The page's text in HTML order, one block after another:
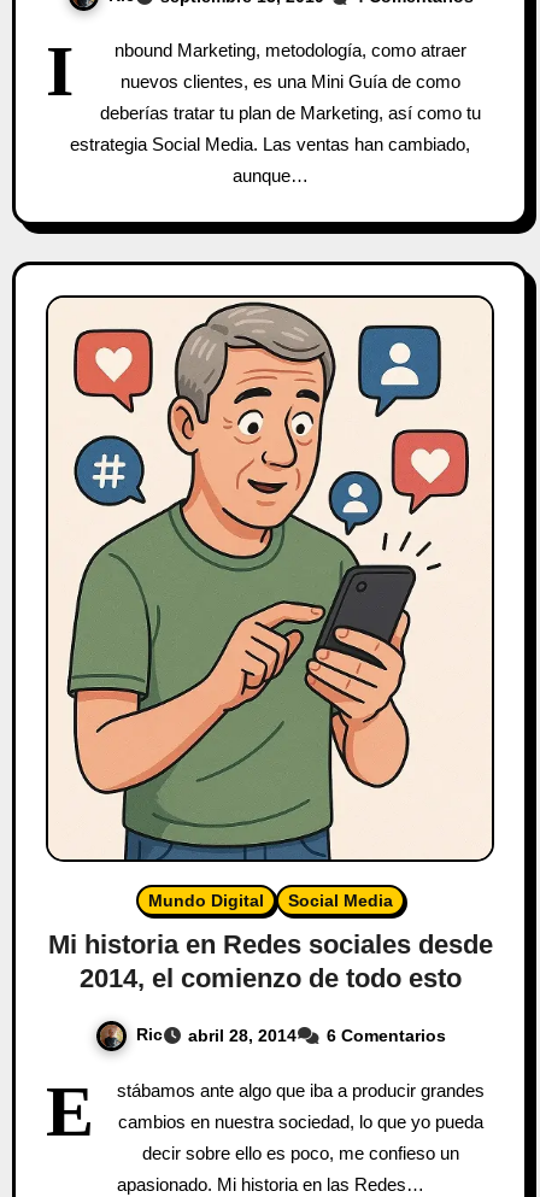
I
nbound Marketing, metodología, como atraer
nuevos clientes, es una Mini Guía de como
deberías tratar tu plan de Marketing, así como tu
estrategia Social Media. Las ventas han cambiado,
aunque…
Mundo Digital Social Media
Mi historia en Redes sociales desde
2014, el comienzo de todo esto
Ric abril 28, 2014 6 Comentarios
E
stábamos ante algo que iba a producir grandes
cambios en nuestra sociedad, lo que yo pueda
decir sobre ello es poco, me confieso un
apasionado. Mi historia en las Redes…